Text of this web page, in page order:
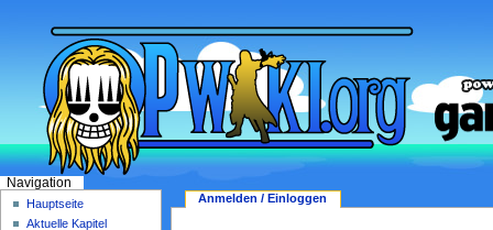
Anmelden / Einloggen
Navigation
Hauptseite
Aktuelle Kapitel